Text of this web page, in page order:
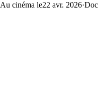
Au cinéma le22 avr. 2026·